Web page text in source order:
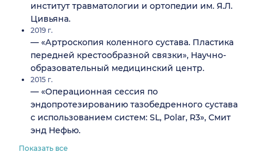
институт травматологии и ортопедии им. Я.Л.
Цивьяна.
2019 г.
— «Артроскопия коленного сустава. Пластика
передней крестообразной связки», Научно-
образовательный медицинский центр.
2015 г.
— «Операционная сессия по
эндопротезированию тазобедренного сустава
с использованием систем: SL, Polar, R3», Смит
энд Нефью.
Показать все